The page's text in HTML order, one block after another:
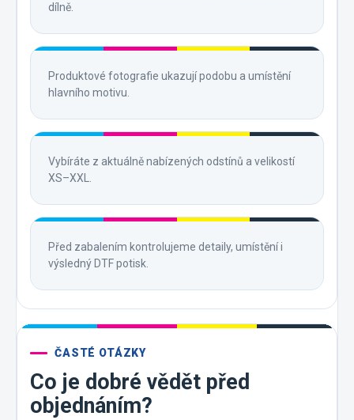
dílně.
Produktové fotografie ukazují podobu a umístění
hlavního motivu.
Vybíráte z aktuálně nabízených odstínů a velikostí
XS–XXL.
Před zabalením kontrolujeme detaily, umístění i
výsledný DTF potisk.
ČASTÉ OTÁZKY
Co je dobré vědět před
objednáním?